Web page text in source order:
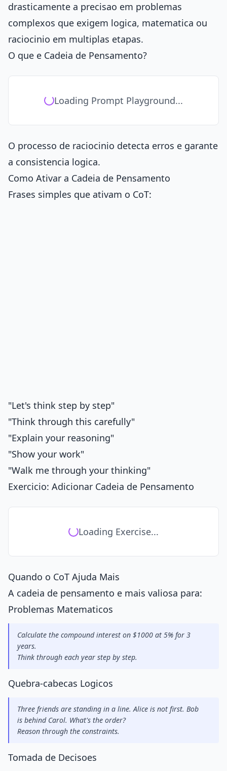
drasticamente a precisao em problemas
complexos que exigem logica, matematica ou
raciocinio em multiplas etapas.
O que e Cadeia de Pensamento?
Loading Prompt Playground...
O processo de raciocinio detecta erros e garante
a consistencia logica.
Como Ativar a Cadeia de Pensamento
Frases simples que ativam o CoT:
"Let's think step by step"
"Think through this carefully"
"Explain your reasoning"
"Show your work"
"Walk me through your thinking"
Exercicio: Adicionar Cadeia de Pensamento
Loading Exercise...
Quando o CoT Ajuda Mais
A cadeia de pensamento e mais valiosa para:
Problemas Matematicos
Calculate the compound interest on $1000 at 5% for 3
years.
Think through each year step by step.
Quebra-cabecas Logicos
Three friends are standing in a line. Alice is not first. Bob
is behind Carol. What's the order?
Reason through the constraints.
Tomada de Decisoes